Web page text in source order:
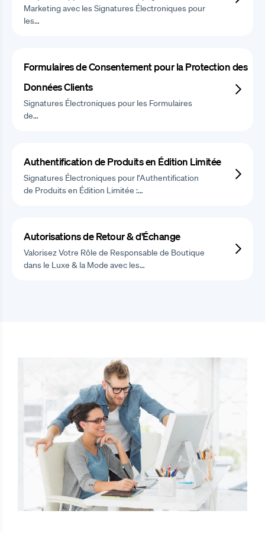
Marketing avec les Signatures Électroniques pour
les…
Formulaires de Consentement pour la Protection des
Données Clients
Signatures Électroniques pour les Formulaires
de…
Authentification de Produits en Édition Limitée
Signatures Électroniques pour l'Authentification
de Produits en Édition Limitée :…
Autorisations de Retour & d'Échange
Valorisez Votre Rôle de Responsable de Boutique
dans le Luxe & la Mode avec les…